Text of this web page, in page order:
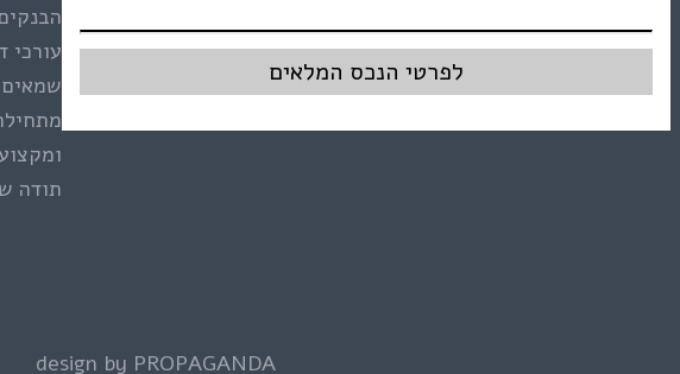
לפרטי הנכס המלאים
עורכי
תודה
design by PROPAGANDA